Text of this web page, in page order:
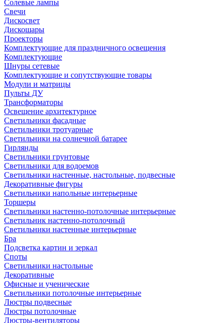
Солевые лампы
Свечи
Дискосвет
Дискошары
Проекторы
Комплектующие для праздничного освещения
Комплектующие
Шнуры сетевые
Комплектующие и сопутствующие товары
Модули и матрицы
Пульты ДУ
Трансформаторы
Освещение архитектурное
Светильники фасадные
Светильники тротуарные
Светильники на солнечной батарее
Гирлянды
Светильники грунтовые
Светильники для водоемов
Светильники настенные, настольные, подвесные
Декоративные фигуры
Светильники напольные интерьерные
Торшеры
Светильники настенно-потолочные интерьерные
Светильник настенно-потолочный
Светильники настенные интерьерные
Бра
Подсветка картин и зеркал
Споты
Светильники настольные
Декоративные
Офисные и ученические
Светильники потолочные интерьерные
Люстры подвесные
Люстры потолочные
Люстры-вентиляторы